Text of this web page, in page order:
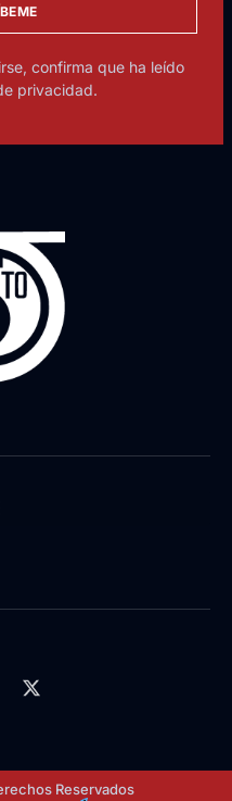
confirma que ha leído
privacidad.
Reservados